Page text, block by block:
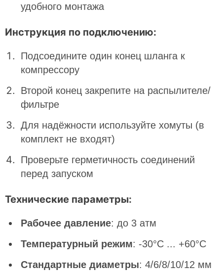
удобного монтажа
Инструкция по подключению:
Подсоедините один конец шланга к
компрессору
Второй конец закрепите на распылителе/
фильтре
Для надёжности используйте хомуты (в
комплект не входят)
Проверьте герметичность соединений
перед запуском
Технические параметры:
Рабочее давление: до 3 атм
Температурный режим: -30°C ... +60°C
Стандартные диаметры: 4/6/8/10/12 мм